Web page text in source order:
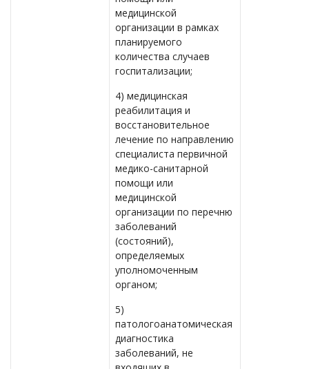
медицинской
организации в рамках
планируемого
количества случаев
госпитализации;
4) медицинская
реабилитация и
восстановительное
лечение по направлению
специалиста первичной
медико-санитарной
помощи или
медицинской
организации по перечню
заболеваний
(состояний),
определяемых
уполномоченным
органом;
5)
патологоанатомическая
диагностика
заболеваний, не